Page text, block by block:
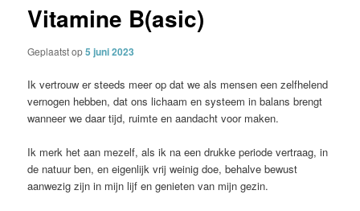
Vitamine B(asic)
Geplaatst op5 juni 2023
Ik vertrouw er steeds meer op dat we als mensen een zelfhelend
vernogen hebben, dat ons lichaam en systeem in balans brengt
wanneer we daar tijd, ruimte en aandacht voor maken.
Ik merk het aan mezelf, als ik na een drukke periode vertraag, in
de natuur ben, en eigenlijk vrij weinig doe, behalve bewust
aanwezig zijn in mijn lijf en genieten van mijn gezin.